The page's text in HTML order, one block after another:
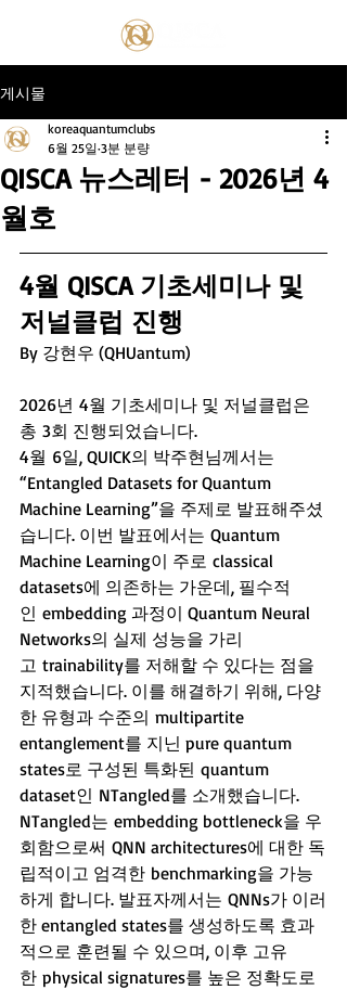
게시물
QISCA 뉴스레터 - 2026년 4
월호
koreaquantumclubs
6월 25일 3분 분량
4월 QISCA 기초세미나 및
저널클럽 진행
By 강현우 (QHUantum)
2026년 4월 기초세미나 및 저널클럽은
총 3회 진행되었습니다.
4월 6일, QUICK의 박주현님께서는
“Entangled Datasets for Quantum
Machine Learning”을 주제로 발표해주셨
습니다. 이번 발표에서는 Quantum
Machine Learning이 주로 classical
datasets에 의존하는 가운데, 필수적
인 embedding 과정이 Quantum Neural
Networks의 실제 성능을 가리
고 trainability를 저해할 수 있다는 점을
지적했습니다. 이를 해결하기 위해, 다양
한 유형과 수준의 multipartite
entanglement를 지닌 pure quantum
states로 구성된 특화된 quantum
dataset인 NTangled를 소개했습니다.
NTangled는 embedding bottleneck을 우
회함으로써 QNN architectures에 대한 독
립적이고 엄격한 benchmarking을 가능
하게 합니다. 발표자께서는 QNNs가 이러
한 entangled states를 생성하도록 효과
적으로 훈련될 수 있으며, 이후 고유
한 physical signatures를 높은 정확도로